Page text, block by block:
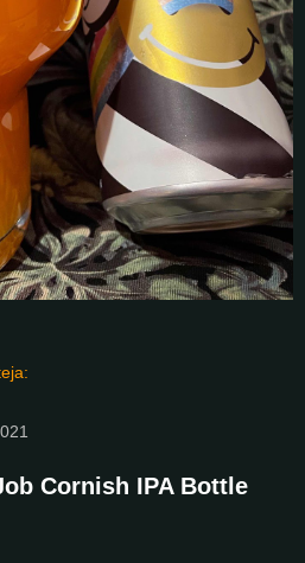
Cornish IPA Bottle